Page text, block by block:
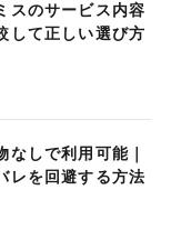
スのサービス内容
して正しい選び方
なしで利用可能｜
レを回避する方法